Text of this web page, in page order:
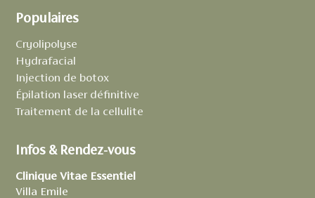
Populaires
Cryolipolyse
Hydrafacial
Injection de botox
Épilation laser définitive
Traitement de la cellulite
Infos & Rendez-vous
Clinique Vitae Essentiel
Villa Emile